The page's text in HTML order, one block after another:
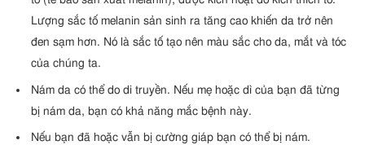
Lượng sắc tố melanin sản sinh ra tăng cao khiến da trở nên
đen sạm hơn. Nó là sắc tố tạo nên màu sắc cho da, mắt và tóc
của chúng ta.
Nám da có thể do di truyền. Nếu mẹ hoặc dì của bạn đã từng
bị nám da, bạn có khả năng mắc bệnh này.
Nếu bạn đã hoặc vẫn bị cường giáp bạn có thể bị nám.